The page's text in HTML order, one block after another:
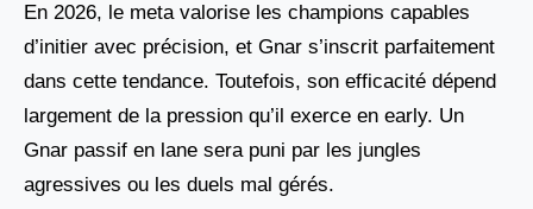
En 2026, le meta valorise les champions capables
d’initier avec précision, et Gnar s’inscrit parfaitement
dans cette tendance. Toutefois, son efficacité dépend
largement de la pression qu’il exerce en early. Un
Gnar passif en lane sera puni par les jungles
agressives ou les duels mal gérés.